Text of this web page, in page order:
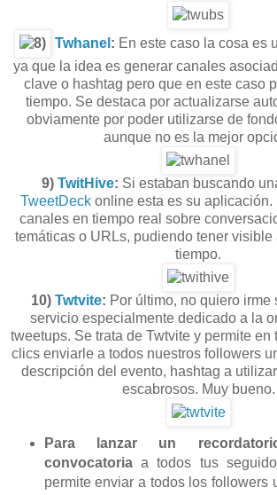
Twhanel : En este caso la cosa es
ya que la idea es generar canales
clave o hashtag pero que en este caso
tiempo. Se destaca por actualizarse
obviamente por poder utilizarse de
aunque no es la mejor
9) TwitHive: Si estaban buscando
TweetDeckonline esta es su aplicación.
canales en tiempo real sobre
temáticas o URLs, pudiendo tener visible
tiempo.
10)Twtvite: Por último, no quiero irme
servicio especialmente dedicado a la
tweetups. Se trata de Twtvite y permite en
clics enviarle a todos nuestros followers
descripción del evento, hashtag a
escabrosos. Muy bueno.
Para lanzar un
convocatoriaa todos tus
permite enviar a todos los followers